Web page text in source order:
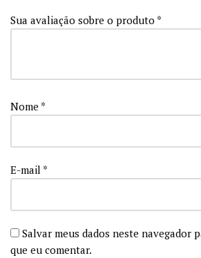
Sua avaliação sobre o produto *
Nome *
E-mail *
Salvar meus dados neste navegador
que eu comentar.